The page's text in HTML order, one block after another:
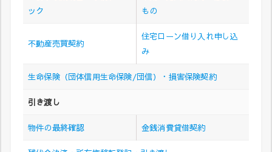
ック
もの
不動産売買契約
住宅ローン借り入れ申し込
み
生命保険（団体信用生命保険/団信）・損害保険契約
引き渡し
物件の最終確認 金銭消費貸借契約